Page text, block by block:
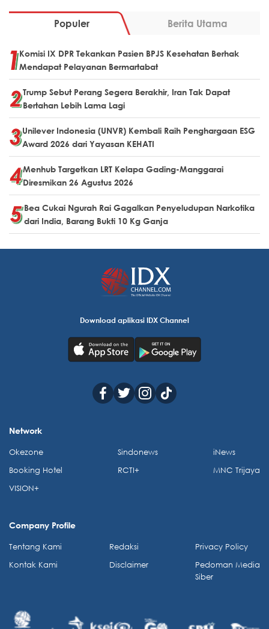
Populer Berita Utama
Komisi IX DPR Tekankan Pasien BPJS Kesehatan Berhak
Mendapat Pelayanan Bermartabat
Trump Sebut Perang Segera Berakhir, Iran Tak Dapat
Bertahan Lebih Lama Lagi
Unilever Indonesia (UNVR) Kembali Raih Penghargaan ESG
Award 2026 dari Yayasan KEHATI
Menhub Targetkan LRT Kelapa Gading-Manggarai
Diresmikan 26 Agustus 2026
Bea Cukai Ngurah Rai Gagalkan Penyeludupan Narkotika
dari India, Barang Bukti 10 Kg Ganja
Download aplikasi IDX Channel
Network
Okezone
Booking Hotel
VISION+
Sindonews
RCTI+
iNews
MNC Trijaya
Company Profile
Tentang Kami
Kontak Kami
Redaksi
Disclaimer
Privacy Policy
Pedoman Media
Siber